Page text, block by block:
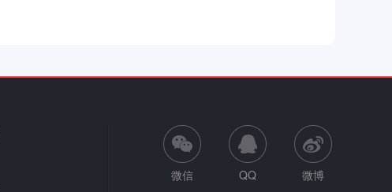
微信 QQ 微博